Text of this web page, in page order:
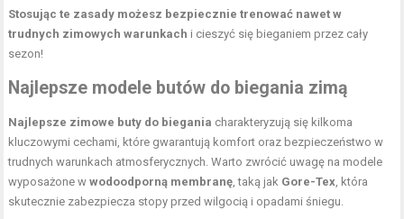
Stosując te zasady możesz bezpiecznie trenować nawet w
trudnych zimowych warunkach i cieszyć się bieganiem przez cały
sezon!
Najlepsze modele butów do biegania zimą
Najlepsze zimowe buty do biegania charakteryzują się kilkoma
kluczowymi cechami, które gwarantują komfort oraz bezpieczeństwo w
trudnych warunkach atmosferycznych. Warto zwrócić uwagę na modele
wyposażone wwodoodporną membranę, taką jak Gore-Tex, która
skutecznie zabezpiecza stopy przed wilgocią i opadami śniegu.